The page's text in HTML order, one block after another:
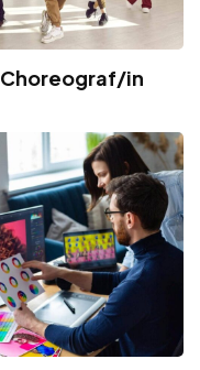
Choreograf/in